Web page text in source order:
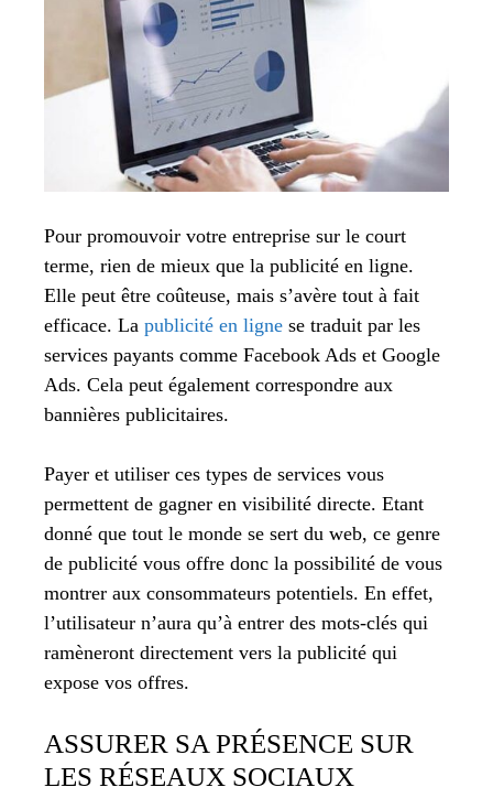
Pour promouvoir votre entreprise sur le court
terme, rien de mieux que la publicité en ligne.
Elle peut être coûteuse, mais s’avère tout à fait
efficace. La publicité en ligne se traduit par les
services payants comme Facebook Ads et Google
Ads. Cela peut également correspondre aux
bannières publicitaires.
Payer et utiliser ces types de services vous
permettent de gagner en visibilité directe. Etant
donné que tout le monde se sert du web, ce genre
de publicité vous offre donc la possibilité de vous
montrer aux consommateurs potentiels. En effet,
l’utilisateur n’aura qu’à entrer des mots-clés qui
ramèneront directement vers la publicité qui
expose vos offres.
ASSURER SA PRÉSENCE SUR
LES RÉSEAUX SOCIAUX